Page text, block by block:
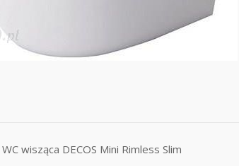
wisząca DECOS Mini Rimless Slim